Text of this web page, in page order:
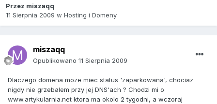
Przez miszaqq
11 Sierpnia 2009 w Hosting i Domeny
miszaqq
Opublikowano 11 Sierpnia 2009
Dlaczego domena moze miec status 'zaparkowana', chociaz
nigdy nie grzebalem przy jej DNS'ach ? Chodzi mi o
www.artykularnia.net ktora ma okolo 2 tygodni, a wczoraj